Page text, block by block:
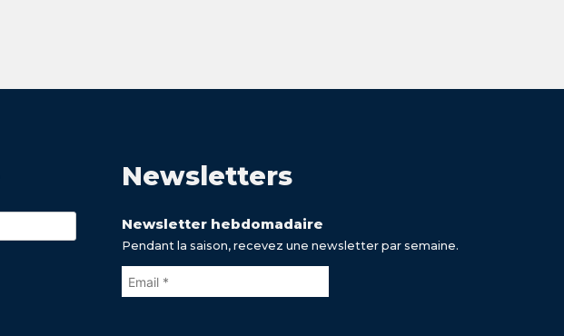
Newsletters
Newsletter hebdomadaire
Pendant la saison, recevez une newsletter par semaine.